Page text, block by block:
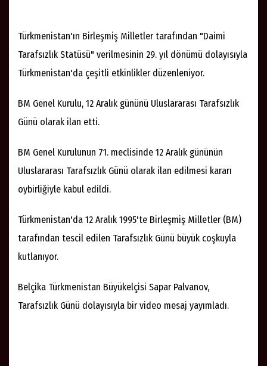
Türkmenistan'ın Birleşmiş Milletler tarafından "Daimi
Tarafsızlık Statüsü" verilmesinin 29. yıl dönümü dolayısıyla
Türkmenistan'da çeşitli etkinlikler düzenleniyor.
BM Genel Kurulu, 12 Aralık gününü Uluslararası Tarafsızlık
Günü olarak ilan etti.
BM Genel Kurulunun 71. meclisinde 12 Aralık gününün
Uluslararası Tarafsızlık Günü olarak ilan edilmesi kararı
oybirliğiyle kabul edildi.
Türkmenistan'da 12 Aralık 1995'te Birleşmiş Milletler (BM)
tarafından tescil edilen Tarafsızlık Günü büyük coşkuyla
kutlanıyor.
Belçika Türkmenistan Büyükelçisi Sapar Palvanov,
Tarafsızlık Günü dolayısıyla bir video mesaj yayımladı.